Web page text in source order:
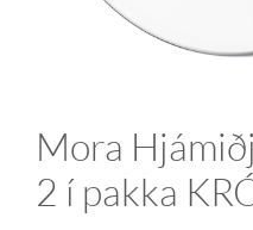
Mora
2 í pakka